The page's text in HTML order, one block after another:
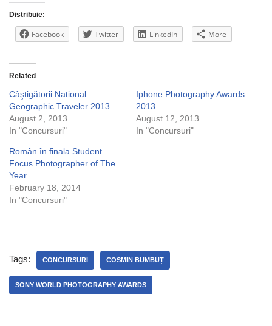
Distribuie:
Facebook Twitter LinkedIn More
Related
Câştigătorii National
Geographic Traveler 2013
August 2, 2013
In "Concursuri"
Iphone Photography Awards
2013
August 12, 2013
In "Concursuri"
Român în finala Student
Focus Photographer of The
Year
February 18, 2014
In "Concursuri"
Tags: CONCURSURI COSMIN BUMBUȚ
SONY WORLD PHOTOGRAPHY AWARDS